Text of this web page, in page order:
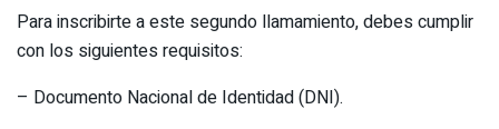
Para inscribirte a este segundo llamamiento, debes cumplir
con los siguientes requisitos:
– Documento Nacional de Identidad (DNI).